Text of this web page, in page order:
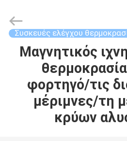
ΣΠΊΤΙ
ΠΡΟΪΌΝΤΑ
ΕΜΦΆΝΙΣΗ
Rights
Reserved.
Συσκευές ελέγχου
Μαγνητικός
φορτηγό/τις
μέριμνες/τη
κρύων